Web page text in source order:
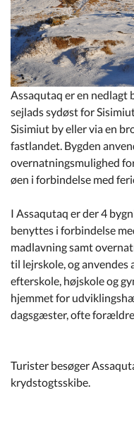
Kommuneplan
Om Kommunen
Assaqutaq er en nedlagt
sejlads sydøst for
Sisimiut by eller via en
fastlandet. Bygden
overnatningsmulighed
øen i forbindelse med
I Assaqutaq er der 4
benyttes i forbindelse
madlavning samt
til lejrskole, og anvendes
efterskole, højskole og
hjemmet for
dagsgæster, ofte
Turister besøger
krydstogtsskibe.